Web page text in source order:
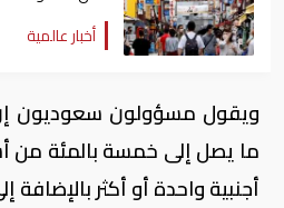
أخبار عالمية
ويقول مسؤولون سعوديون
ما يصل إلى خمسة بالمئة من
أجنبية واحدة أو أكثر بالإضافة